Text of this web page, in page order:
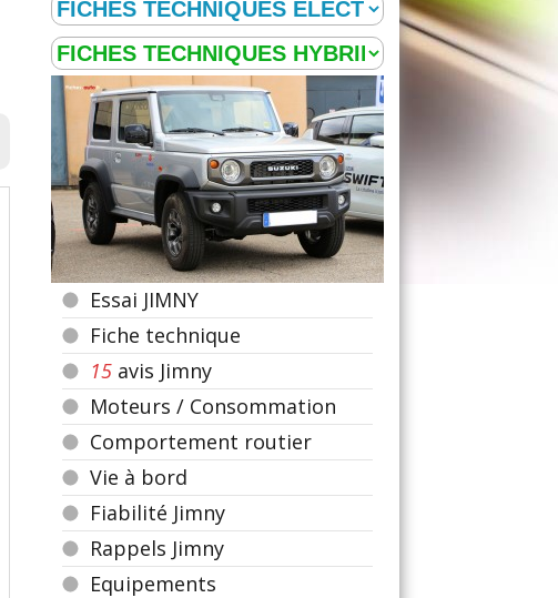
Essai JIMNY
Fiche technique
15 avis Jimny
Moteurs / Consommation
Comportement routier
Vie à bord
Fiabilité Jimny
Rappels Jimny
Equipements